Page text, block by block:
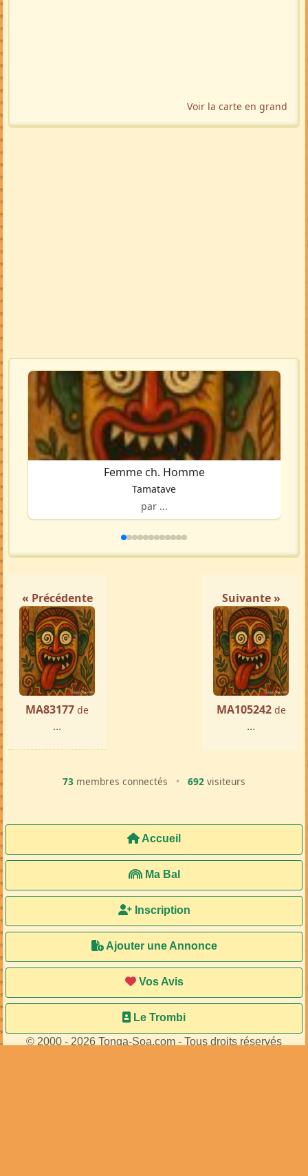
Voir la carte en grand
Femme ch. Homme
Tamatave
par ...
« Précédente
MA83177 de
...
Suivante »
MA105242 de
...
73 membres connectés • 692 visiteurs
Accueil
Ma Bal
Inscription
Ajouter une Annonce
Vos Avis
Le Trombi
© 2000 - 2026 Tonga-Soa.com - Tous droits réservés